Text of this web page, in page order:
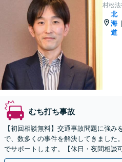
村松
北
海
道
むち打ち事故
【初回相談無料】交通事故問題に強
で、数多くの事件を解決してきました
でサポートします。【休日・夜間相談可